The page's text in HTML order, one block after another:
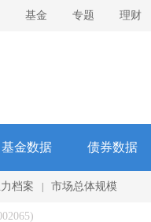
基金 专题 理财
基金数据 债券数据
档案 市场总体规模